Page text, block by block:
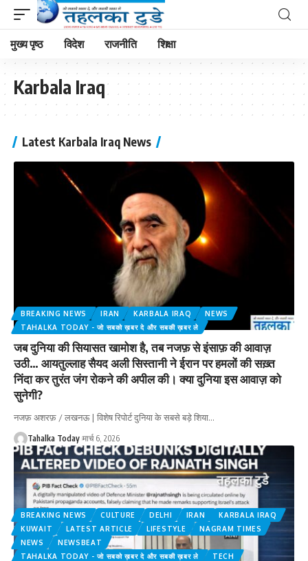
मुख्य पृष्ठ विदेश राजनीति शिक्षा
Karbala Iraq
Latest Karbala Iraq News
BREAKING NEWS IRAN KARBALA IRAQ
NEWS
TAHALKA TODAY - जो सबको ख़बर दे और सबकी ख़बर ले
जब दुनिया की सियासत खामोश है, तब नजफ़ से इंसाफ़ की आवाज़
उठी… आयतुल्लाह सैयद अली सिस्तानी ने ईरान पर हमलों की सख़्त
निंदा कर तुरंत जंग रोकने की अपील की। क्या दुनिया इस आवाज़ को
सुनेगी?
नजफ़ अशरफ़ / लखनऊ | विशेष रिपोर्ट दुनिया के सबसे बड़े शिया…
Tahalka Today मार्च 6, 2026
BREAKING NEWS CULTURE DELHI IRAN
KARBALA IRAQ
KUWAIT
LATEST ARTICLE LIFESTYLE
NAGRAM TIMES
NEWS
NEWSBEAT
TAHALKA TODAY - जो सबको ख़बर दे और सबकी ख़बर ले
TECH